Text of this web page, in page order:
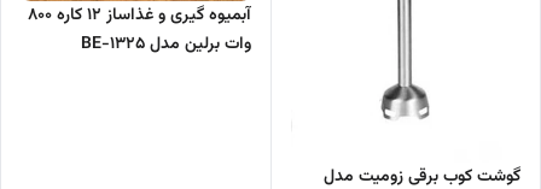
گوشت کوب برقی زومیت مدل
آبمیوه گیری و غذاساز 12 کاره 800
وات برلین مدل BE-1325